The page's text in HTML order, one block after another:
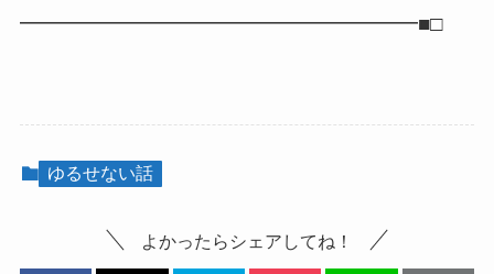
━━━━━━━━━━━━━━━━━━━■□
ゆるせない話
よかったらシェアしてね！